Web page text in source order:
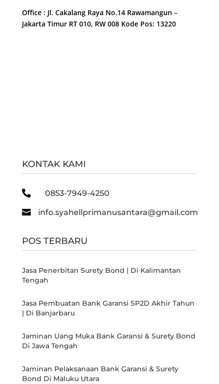
Office : Jl. Cakalang Raya No.14 Rawamangun –
Jakarta Timur RT 010, RW 008 Kode Pos: 13220
KONTAK KAMI
 0853-7949-4250
 info.syahellprimanusantara@gmail.com
POS TERBARU
Jasa Penerbitan Surety Bond | Di Kalimantan
Tengah
Jasa Pembuatan Bank Garansi SP2D Akhir Tahun
| Di Banjarbaru
Jaminan Uang Muka Bank Garansi & Surety Bond
Di Jawa Tengah
Jaminan Pelaksanaan Bank Garansi & Surety
Bond Di Maluku Utara